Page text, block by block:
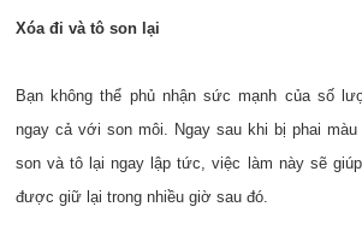
Xóa đi và tô son lại
Bạn không thể phủ nhận sức mạnh của số
ngay cả với son môi. Ngay sau khi bị phai
son và tô lại ngay lập tức, việc làm này sẽ
được giữ lại trong nhiều giờ sau đó.